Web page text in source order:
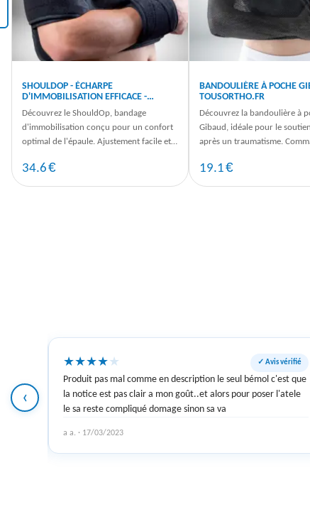
SHOULDOP - ÉCHARPE
D'IMMOBILISATION EFFICACE -
TOUSORTHO.FR
Découvrez le ShouldOp, bandage
d'immobilisation conçu pour un confort
optimal de l'épaule. Ajustement facile et
34.6€
BANDOULIÈRE À POCHE
TOUSORTHO.FR
Découvrez la bandoulière à
Gibaud, idéale pour le
après un traumatisme.
19.1€
★★★★★ ✓ Avis vérifié
Produit pas mal comme en description le seul bémol c'est que
la notice est pas clair a mon goût..et alors pour poser l'atele
le sa reste compliqué domage sinon sa va
a a. · 17/03/2023
‹